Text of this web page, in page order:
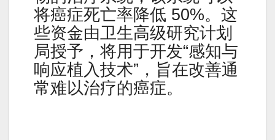
将癌症死亡率降低 50%。这
些资金由卫生高级研究计划
局授予，将用于开发“感知与
响应植入技术”，旨在改善通
常难以治疗的癌症。